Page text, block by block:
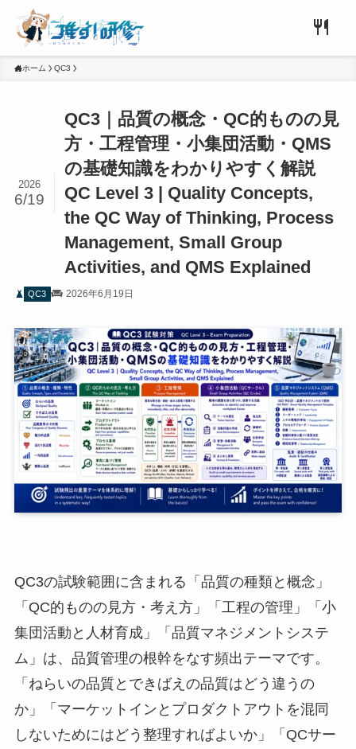
ホーム QC3
QC3｜品質の概念・QC的ものの見
方・工程管理・小集団活動・QMS
の基礎知識をわかりやすく解説
QC Level 3 | Quality Concepts,
the QC Way of Thinking, Process
Management, Small Group
Activities, and QMS Explained
2026
6/19
QC3 2026年6月19日
QC3の試験範囲に含まれる「品質の種類と概念」
「QC的ものの見方・考え方」「工程の管理」「小
集団活動と人材育成」「品質マネジメントシステ
ム」は、品質管理の根幹をなす頻出テーマです。
「ねらいの品質とできばえの品質はどう違うの
か」「マーケットインとプロダクトアウトを混同
しないためにはどう整理すればよいか」「QCサー